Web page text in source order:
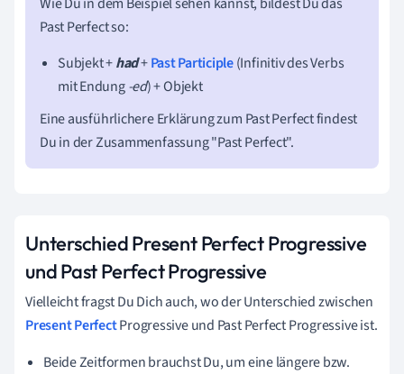
Past Perfect so:
Subjekt +had+Past Participle(Infinitiv des Verbs
mit Endung-ed) + Objekt
Eine ausführlichere Erklärung zum Past Perfect findest
Du in der Zusammenfassung "Past Perfect".
Unterschied Present Perfect Progressive
und Past Perfect Progressive
Vielleicht fragst Du Dich auch, wo der Unterschied zwischen
Present PerfectProgressive und Past Perfect Progressive ist.
Beide Zeitformen brauchst Du,um eine längere bzw.